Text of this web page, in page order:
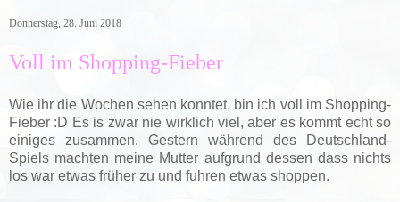
Donnerstag, 28. Juni 2018
Voll im Shopping-Fieber
Wie ihr die Wochen sehen konntet, bin ich voll im Shopping-
Fieber :D Es is zwar nie wirklich viel, aber es kommt echt so
einiges zusammen. Gestern während des Deutschland-
Spiels machten meine Mutter aufgrund dessen dass nichts
los war etwas früher zu und fuhren etwas shoppen.